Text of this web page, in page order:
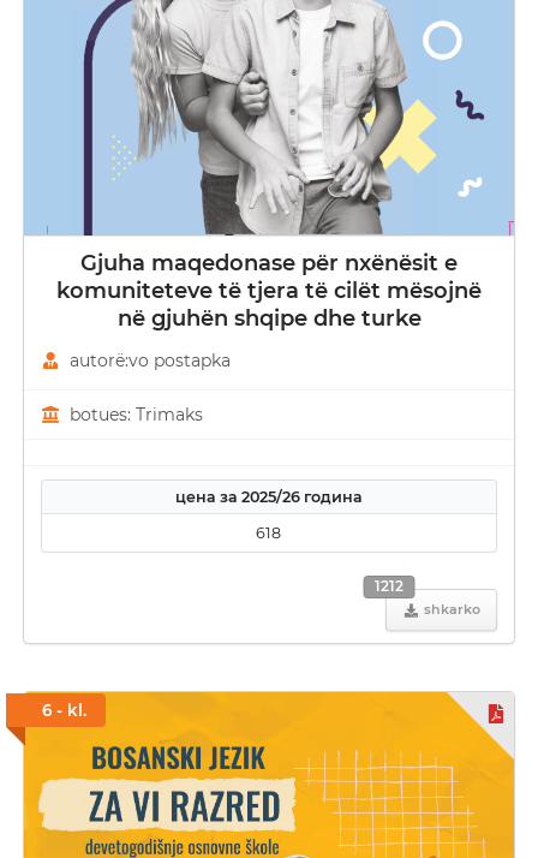
Gjuha maqedonase për nxënësit e
komuniteteve të tjera të cilët mësojnë
në gjuhën shqipe dhe turke
autorë:vo postapka
botues: Trimaks
цена за 2025/26 година
618
shkarko
1212
6 - kl.